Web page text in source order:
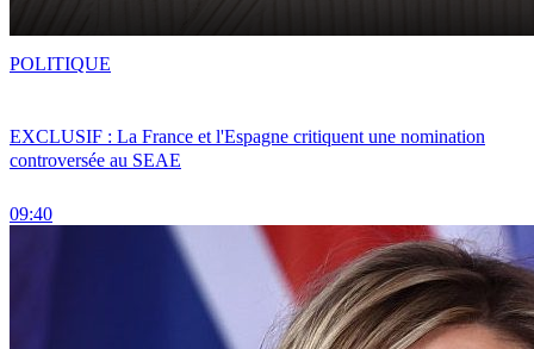
EXCLUSIF : La France et l'Espagne critiquent une nomination
controversée au SEAE
09:40
POLITIQUE